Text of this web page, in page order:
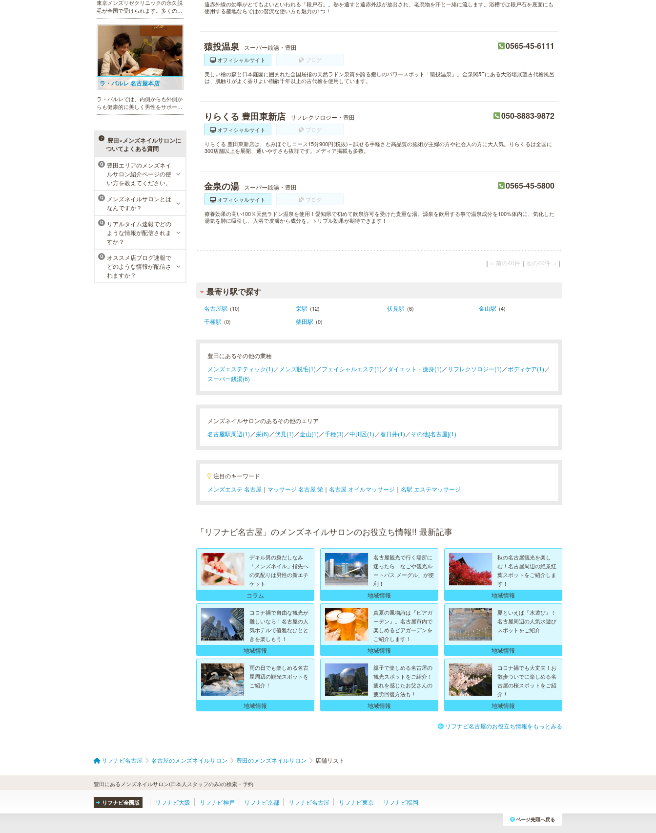
東京メンズリゼクリニックの永久脱
毛が全国で受けられます。多くの男
性患者様にご支持頂き、新宿1院か
ら始まったメンズリゼクリニック
が、現在では提携院含め全国10院を
展開するクリニックになりました。
ラ・パルレ 名古屋本店
ラ・パルレでは、内側からも外側か
らも健康的に美しく男性をサポー
ト。脱メタボリックやダイエット、
メニューをご用意。お得な体験コー
スも多数！
MEN’S TBC 名古屋本店
メンズTBCは、創業以来男性の健康
的な美を追究してきました。豊富な
脱毛メニューを始め、フェイシャル
ケア、下腹引き締め等、各種お得な
体験コースを取り揃えています。選
べる種類の多さで初めての方も安心
です。
豊田×メンズネイルサロンに
ついてよくある質問
Q
豊田エリアのメンズネイ
ルサロン紹介ページの使
い方を教えてください。
Q
メンズネイルサロンとは
なんですか？
Q
リアルタイム速報でどの
ような情報が配信されま
すか？
Q
オススメ店ブログ速報で
どのような情報が配信さ
れますか？
遠赤外線の効率がとてもよいといわれる「段戸石」。熱を通すと遠赤外線が放出され、老廃物を汗と一緒に流します。浴槽では段戸石を底面にも
使用する産地ならではの贅沢な使い方も魅力の1つ！
猿投温泉 スーパー銭湯・豊田 0565-45-6111
オフィシャルサイト
ブログ
美しい檜の森と日本庭園に囲まれた全国屈指の天然ラドン泉質を誇る癒しのパワースポット「猿投温泉」。金泉閣5Fにある大浴場展望古代檜風呂
は、肌触りがよく香りよい樹齢千年以上の古代檜を使用しています。
りらくる 豊田東新店 リフレクソロジー・豊田 050-8883-9872
オフィシャルサイト
ブログ
りらくる 豊田東新店は、もみほぐしコース15分900円(税抜)～試せる手軽さと高品質の施術が主婦の方や社会人の方に大人気。りらくるは全国に
300店舗以上を展開、通いやすさも抜群です。メディア掲載も多数。
金泉の湯 スーパー銭湯・豊田 0565-45-5800
オフィシャルサイト
ブログ
療養効果の高い100％天然ラドン温泉を使用！愛知県で初めて飲泉許可を受けた貴重な湯。源泉を飲用する事で温泉成分を100%体内に、気化した
湯気を肺に吸引し、入浴で皮膚から成分を。トリプル効果が期待できます！
｜ ←前の40件 ｜ 次の40件→ ｜
最寄り駅で探す
名古屋駅 (10) 栄駅 (12) 伏見駅 (6) 金山駅 (4)
千種駅 (0) 柴田駅 (0)
豊田にあるその他の業種
メンズエステティック(1) ／ メンズ脱毛(1) ／フェイシャルエステ(1) ／ダイエット・痩身(1) ／ リフレクソロジー(1) ／ボディケア(1) ／
スーパー銭湯(6)
メンズネイルサロンのあるその他のエリア
名古屋駅周辺(1) ／栄(6) ／伏見(1) ／金山(1) ／千種(3) ／中川区(1) ／春日井(1) ／その他[名古屋](1)
注目のキーワード
メンズエステ 名古屋 ｜ マッサージ 名古屋 栄 ｜ 名古屋 オイルマッサージ ｜ 名駅 エステマッサージ
「リフナビ名古屋」のメンズネイルサロンのお役立ち情報!! 最新記事
デキル男の身だしなみ
「メンズネイル」指先へ
の気配りは男性の新エチ
ケット
コラム
名古屋観光で行く場所に
迷ったら「なごや観光ル
ートバス メーグル」が便
利！
地域情報
秋の名古屋観光を楽し
む！名古屋周辺の絶景紅
葉スポットをご紹介しま
す！
地域情報
コロナ禍で自由な観光が
難しいなら！名古屋の人
気ホテルで優雅なひとと
きを楽しもう！
地域情報
真夏の風物詩は『ビアガ
ーデン』。名古屋市内で
楽しめるビアガーデンを
ご紹介します！
地域情報
夏といえば『水遊び』！
名古屋周辺の人気水遊び
スポットをご紹介
地域情報
雨の日でも楽しめる名古
屋周辺の観光スポットを
ご紹介！
地域情報
親子で楽しめる名古屋の
観光スポットをご紹介！
疲れを感じたお父さんの
疲労回復方法も！
地域情報
コロナ禍でも大丈夫！お
散歩ついでに楽しめる名
古屋の桜スポットをご紹
介！
地域情報
リフナビ名古屋のお役立ち情報をもっとみる
リフナビ名古屋 名古屋のメンズネイルサロン 豊田のメンズネイルサロン 店舗リスト
豊田にあるメンズネイルサロン(日本人スタッフのみ)の検索・予約
リフナビ全国版 リフナビ大阪 リフナビ神戸 リフナビ京都 リフナビ名古屋 リフナビ東京 リフナビ福岡
ページ先頭へ戻る